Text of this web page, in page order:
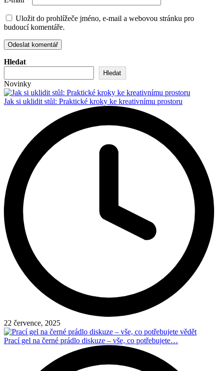
Uložit do prohlížeče jméno, e-mail a webovou stránku pro
budoucí komentáře.
Hledat
Hledat
Novinky
Jak si uklidit stůl: Praktické kroky ke kreativnímu prostoru
22 července, 2025
Prací gel na černé prádlo diskuze – vše, co potřebujete…